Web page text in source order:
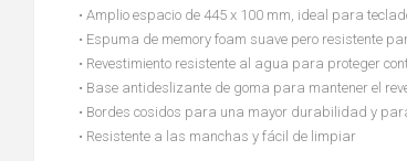
• Amplio espacio de 445 x 100 mm, ideal para
• Espuma de memory foam suave pero resistente
• Revestimiento resistente al agua para proteger
• Base antideslizante de goma para mantener el
• Bordes cosidos para una mayor durabilidad y
• Resistente a las manchas y fácil de limpiar